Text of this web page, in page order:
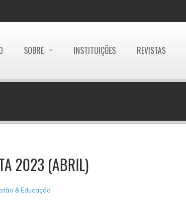
SOBRE INSTITUIÇÕES REVISTAS
2023 (ABRIL)
& Educação